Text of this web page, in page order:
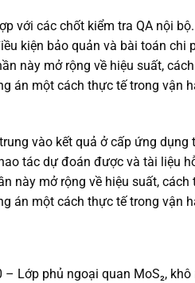
với các chốt kiểm tra QA nội
kiện bảo quản và bài toán chi
này mở rộng về hiệu suất,
án một cách thực tế trong vận
vào kết quả ở cấp ứng
tác dự đoán được và tài liệu
này mở rộng về hiệu suất, cách
án một cách thực tế trong vận
Lớp phủ ngoại quan MoS₂,